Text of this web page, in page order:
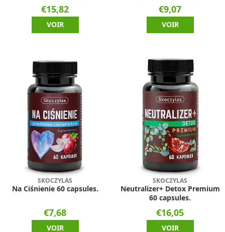
€15,82
VOIR
€9,07
VOIR
SKOCZYLAS
Na Ciśnienie 60 capsules.
€7,68
VOIR
SKOCZYLAS
Neutralizer+ Detox Premium
60 capsules.
€16,05
VOIR